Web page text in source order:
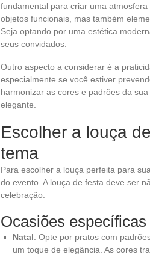
fundamental para criar uma
objetos funcionais, mas também
Seja optando por uma estética
seus convidados.
Outro aspecto a considerar é a
especialmente se você estiver
harmonizar as cores e padrões da
elegante.
Escolher a louça
tema
Para escolher a louça perfeita para
do evento. A louça de festa deve ser
celebração.
Ocasiões específicas
Natal: Opte por pratos com
um toque de elegância. As cores